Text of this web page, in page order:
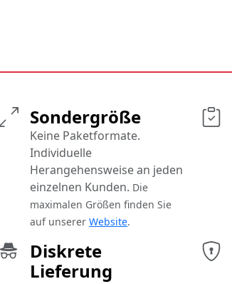
Diskrete
Lieferung
Sondergröße
Keine Paketformate.
Individuelle
Herangehensweise an jeden
einzelnen Kunden. Die
maximalen Größen finden Sie
auf unserer Website.